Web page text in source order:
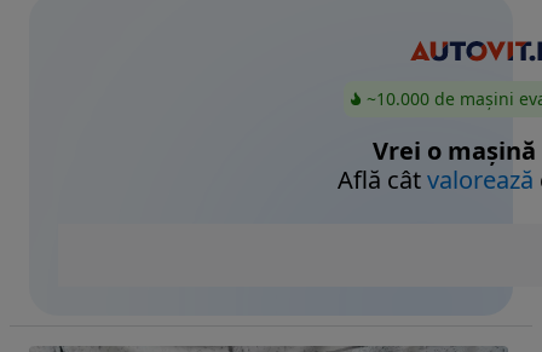
~10.000 de mașini
Vrei o mașină
Află câtvalorează